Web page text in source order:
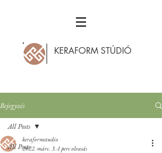
KERAFORM STÚDIÓ
Bejegyzés
All Posts
All Posts
keraformstudio
2022. márc. 3.1 perc olvasás